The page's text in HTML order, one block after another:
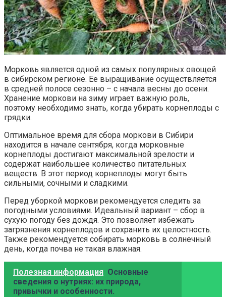
Морковь является одной из самых популярных овощей
в сибирском регионе. Ее выращивание осуществляется
в средней полосе сезонно – с начала весны до осени.
Хранение моркови на зиму играет важную роль,
поэтому необходимо знать, когда убирать корнеплоды с
грядки.
Оптимальное время для сбора моркови в Сибири
находится в начале сентября, когда морковные
корнеплоды достигают максимальной зрелости и
содержат наибольшее количество питательных
веществ. В этот период корнеплоды могут быть
сильными, сочными и сладкими.
Перед уборкой моркови рекомендуется следить за
погодными условиями. Идеальный вариант – сбор в
сухую погоду без дождя. Это позволяет избежать
загрязнения корнеплодов и сохранить их целостность.
Также рекомендуется собирать морковь в солнечный
день, когда почва не такая влажная.
Полезная информация Основные
сведения о нутриях: их природа,
привычки и особенности.